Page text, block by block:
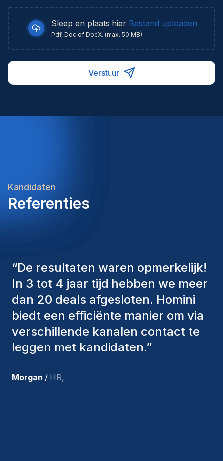
Sleep en plaats hier Bestand uploaden
Pdf, Doc of DocX. (max. 50 MB)
Verstuur
Kandidaten
Referenties
“De consultants van Homini
hebben altijd verschillende
factoren in overweging genomen
om ons de juiste kandidaten aan te
bieden. De mensen die we hebben
aangenomen, zijn nog steeds bij
tevreden met de recente